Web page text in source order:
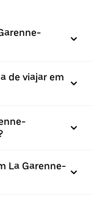
de viajar em
La Garenne-